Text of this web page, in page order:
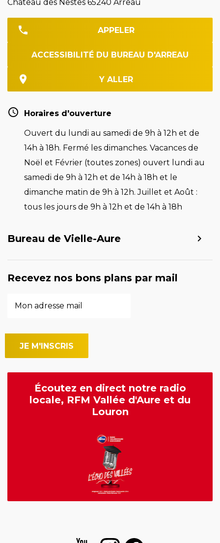
Château des Nestes 65240 Arreau
APPELER
ACCESSIBILITÉ DU BUREAU D'ARREAU
Y ALLER
Horaires d'ouverture
Ouvert du lundi au samedi de 9h à 12h et de
14h à 18h. Fermé les dimanches. Vacances de
Noël et Février (toutes zones) ouvert lundi au
samedi de 9h à 12h et de 14h à 18h et le
dimanche matin de 9h à 12h. Juillet et Août :
tous les jours de 9h à 12h et de 14h à 18h
Bureau de Vielle-Aure
Recevez nos bons plans par mail
Écoutez en direct notre radio
locale, RFM Vallée d'Aure et du
Louron